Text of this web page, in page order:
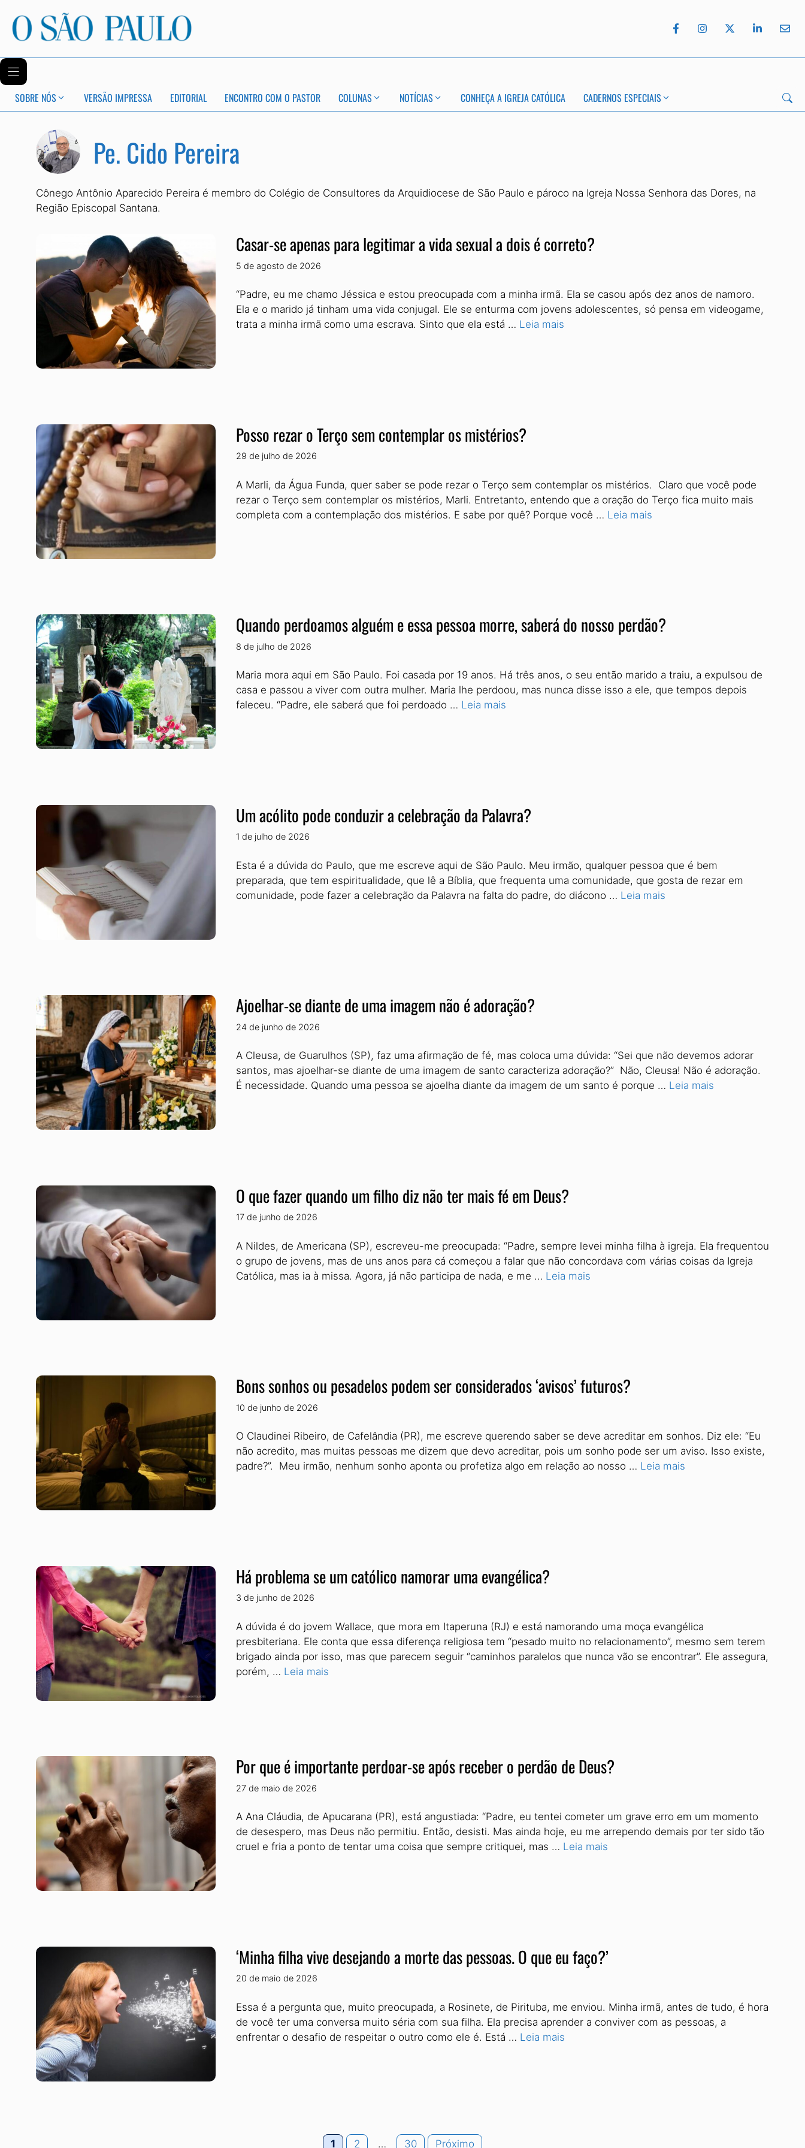
SOBRE NÓS VERSÃO IMPRESSA EDITORIAL ENCONTRO COM O PASTOR COLUNAS NOTÍCIAS CONHEÇA A IGREJA CATÓLICA CADERNOS ESPECIAIS
Pe. Cido Pereira
Cônego Antônio Aparecido Pereira é membro do Colégio de Consultores da Arquidiocese de São Paulo e pároco na Igreja Nossa Senhora das Dores, na
Região Episcopal Santana.
Casar-se apenas para legitimar a vida sexual a dois é correto?
5 de agosto de 2026
“Padre, eu me chamo Jéssica e estou preocupada com a minha irmã. Ela se casou após dez anos de namoro.
Ela e o marido já tinham uma vida conjugal. Ele se enturma com jovens adolescentes, só pensa em videogame,
trata a minha irmã como uma escrava. Sinto que ela está … Leia mais
Posso rezar o Terço sem contemplar os mistérios?
29 de julho de 2026
A Marli, da Água Funda, quer saber se pode rezar o Terço sem contemplar os mistérios. Claro que você pode
rezar o Terço sem contemplar os mistérios, Marli. Entretanto, entendo que a oração do Terço fica muito mais
completa com a contemplação dos mistérios. E sabe por quê? Porque você … Leia mais
Quando perdoamos alguém e essa pessoa morre, saberá do nosso perdão?
8 de julho de 2026
Maria mora aqui em São Paulo. Foi casada por 19 anos. Há três anos, o seu então marido a traiu, a expulsou de
casa e passou a viver com outra mulher. Maria lhe perdoou, mas nunca disse isso a ele, que tempos depois
faleceu. “Padre, ele saberá que foi perdoado … Leia mais
Um acólito pode conduzir a celebração da Palavra?
1 de julho de 2026
Esta é a dúvida do Paulo, que me escreve aqui de São Paulo. Meu irmão, qualquer pessoa que é bem
preparada, que tem espiritualidade, que lê a Bíblia, que frequenta uma comunidade, que gosta de rezar em
comunidade, pode fazer a celebração da Palavra na falta do padre, do diácono … Leia mais
Ajoelhar-se diante de uma imagem não é adoração?
24 de junho de 2026
A Cleusa, de Guarulhos (SP), faz uma afirmação de fé, mas coloca uma dúvida: “Sei que não devemos adorar
santos, mas ajoelhar-se diante de uma imagem de santo caracteriza adoração?” Não, Cleusa! Não é adoração.
É necessidade. Quando uma pessoa se ajoelha diante da imagem de um santo é porque … Leia mais
O que fazer quando um filho diz não ter mais fé em Deus?
17 de junho de 2026
A Nildes, de Americana (SP), escreveu-me preocupada: “Padre, sempre levei minha filha à igreja. Ela frequentou
o grupo de jovens, mas de uns anos para cá começou a falar que não concordava com várias coisas da Igreja
Católica, mas ia à missa. Agora, já não participa de nada, e me … Leia mais
Bons sonhos ou pesadelos podem ser considerados ‘avisos’ futuros?
10 de junho de 2026
O Claudinei Ribeiro, de Cafelândia (PR), me escreve querendo saber se deve acreditar em sonhos. Diz ele: “Eu
não acredito, mas muitas pessoas me dizem que devo acreditar, pois um sonho pode ser um aviso. Isso existe,
padre?”. Meu irmão, nenhum sonho aponta ou profetiza algo em relação ao nosso … Leia mais
Há problema se um católico namorar uma evangélica?
3 de junho de 2026
A dúvida é do jovem Wallace, que mora em Itaperuna (RJ) e está namorando uma moça evangélica
presbiteriana. Ele conta que essa diferença religiosa tem “pesado muito no relacionamento”, mesmo sem terem
brigado ainda por isso, mas que parecem seguir “caminhos paralelos que nunca vão se encontrar”. Ele assegura,
porém, … Leia mais
Por que é importante perdoar-se após receber o perdão de Deus?
27 de maio de 2026
A Ana Cláudia, de Apucarana (PR), está angustiada: “Padre, eu tentei cometer um grave erro em um momento
de desespero, mas Deus não permitiu. Então, desisti. Mas ainda hoje, eu me arrependo demais por ter sido tão
cruel e fria a ponto de tentar uma coisa que sempre critiquei, mas … Leia mais
‘Minha filha vive desejando a morte das pessoas. O que eu faço?’
20 de maio de 2026
Essa é a pergunta que, muito preocupada, a Rosinete, de Pirituba, me enviou. Minha irmã, antes de tudo, é hora
de você ter uma conversa muito séria com sua filha. Ela precisa aprender a conviver com as pessoas, a
enfrentar o desafio de respeitar o outro como ele é. Está … Leia mais
Page
1 Page
2 … Page
30 Próximo